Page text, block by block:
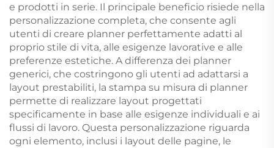
e prodotti in serie. Il principale beneficio risiede nella
personalizzazione completa, che consente agli
utenti di creare planner perfettamente adatti al
proprio stile di vita, alle esigenze lavorative e alle
preferenze estetiche. A differenza dei planner
generici, che costringono gli utenti ad adattarsi a
layout prestabiliti, la stampa su misura di planner
permette di realizzare layout progettati
specificamente in base alle esigenze individuali e ai
flussi di lavoro. Questa personalizzazione riguarda
ogni elemento, inclusi i layout delle pagine, le